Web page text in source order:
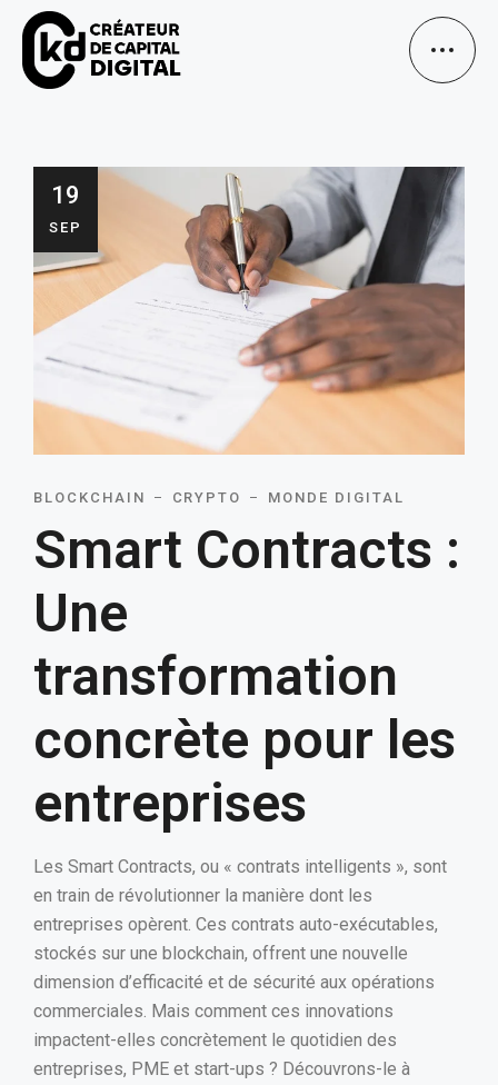
19
SEP
BLOCKCHAIN CRYPTO MONDE DIGITAL
Smart Contracts :
Une
transformation
concrète pour les
entreprises
Les Smart Contracts, ou « contrats intelligents », sont
en train de révolutionner la manière dont les
entreprises opèrent. Ces contrats auto-exécutables,
stockés sur une blockchain, offrent une nouvelle
dimension d’efficacité et de sécurité aux opérations
commerciales. Mais comment ces innovations
impactent-elles concrètement le quotidien des
entreprises, PME et start-ups ? Découvrons-le à